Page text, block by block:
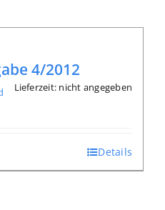
4/2012
Lieferzeit: nicht angegeben
Details